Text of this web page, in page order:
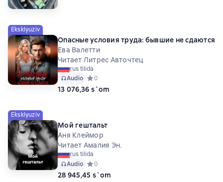
Eksklyuziv
Опасные условия труда: бывшие не сдаются
Ева Валетти
Читает Литрес Авточтец
rus tilida
Audio Средний рейтинг 0 на основе 0 оценок
0
13 076,36 s`om
Eksklyuziv
Мой гештальт
Аня Клеймор
Читает Амалия Эн.
rus tilida
Audio Средний рейтинг 0 на основе 0 оценок
0
28 945,45 s`om